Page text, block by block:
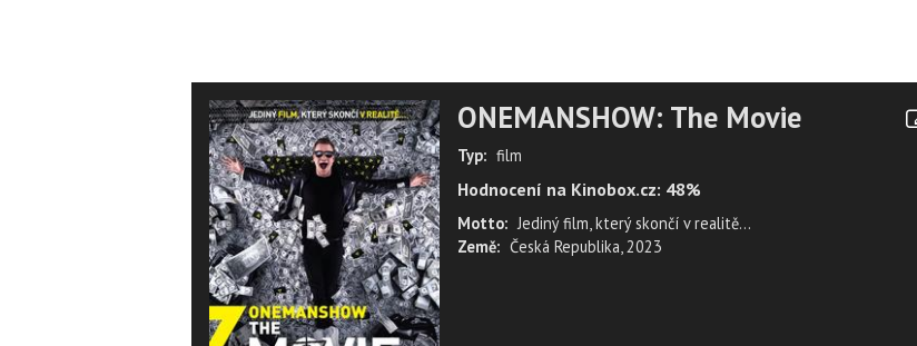
ONEMANSHOW: The Movie
Typ: film
Hodnocení na Kinobox.cz: 48%
Motto: Jediný film, který skončí v realitě…
Země: Česká Republika, 2023